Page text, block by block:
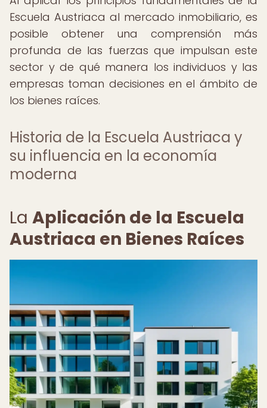
Escuela Austriaca al mercado inmobiliario, es
posible obtener una comprensión más
profunda de las fuerzas que impulsan este
sector y de qué manera los individuos y las
empresas toman decisiones en el ámbito de
los bienes raíces.
Historia de la Escuela Austriaca y
su influencia en la economía
moderna
La Aplicación de la Escuela
Austriaca en Bienes Raíces